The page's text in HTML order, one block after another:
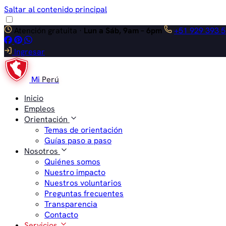
Saltar al contenido principal
Atención gratuita · Lun a Sáb, 9am – 6pm
+51 929 393
Ingresar
Mi Perú
Inicio
Empleos
Orientación
Temas de orientación
Guías paso a paso
Nosotros
Quiénes somos
Nuestro impacto
Nuestros voluntarios
Preguntas frecuentes
Transparencia
Contacto